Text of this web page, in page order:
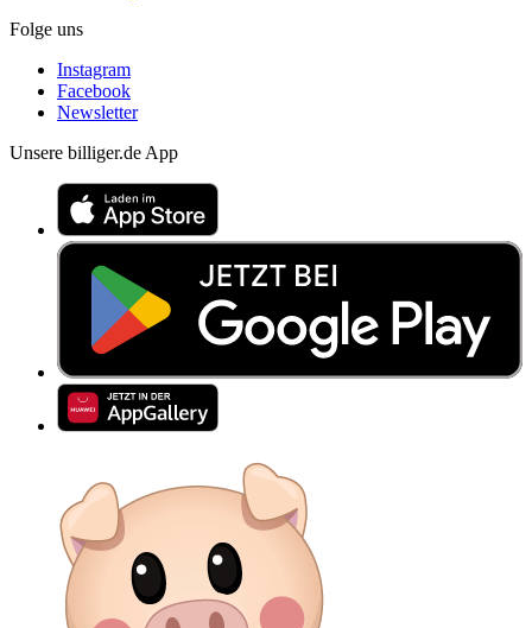
Folge uns
Instagram
Facebook
Newsletter
Unsere billiger.de App